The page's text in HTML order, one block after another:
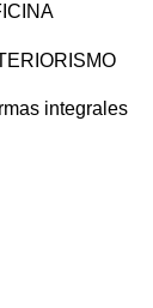
integrales